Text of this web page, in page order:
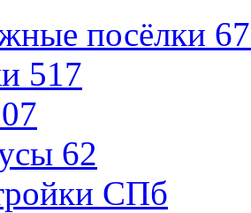
посёлки
517
62
СПб